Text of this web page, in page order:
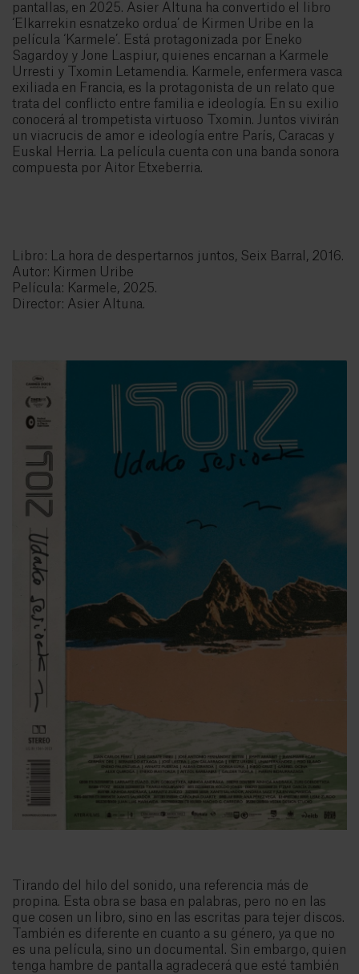
pantallas, en 2025. Asier Altuna ha convertido el libro
‘Elkarrekin esnatzeko ordua’ de Kirmen Uribe en la
película ‘Karmele’. Está protagonizada por Eneko
Sagardoy y Jone Laspiur, quienes encarnan a Karmele
Urresti y Txomin Letamendia. Karmele, enfermera vasca
exiliada en Francia, es la protagonista de un relato que
trata del conflicto entre familia e ideología. En su exilio
conocerá al trompetista virtuoso Txomin. Juntos vivirán
un viacrucis de amor e ideología entre París, Caracas y
Euskal Herria. La película cuenta con una banda sonora
compuesta por Aitor Etxeberria.
Libro: La hora de despertarnos juntos, Seix Barral, 2016.
Autor: Kirmen Uribe
Película: Karmele, 2025.
Director: Asier Altuna.
Tirando del hilo del sonido, una referencia más de
propina. Esta obra se basa en palabras, pero no en las
que cosen un libro, sino en las escritas para tejer discos.
También es diferente en cuanto a su género, ya que no
es una película, sino un documental. Sin embargo, quien
tenga hambre de pantalla agradecerá que esté también